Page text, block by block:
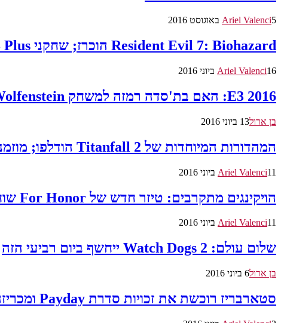
Ariel Valenci5 באוגוסט 2016
Resident Evil 7: Biohazard הוכרז; שחקני PS Plus יכולים להוריד את הדמו
Ariel Valenci16 ביוני 2016
E3 2016: האם בת'סדה רמזה למשחק Wolfenstein חדש?
בן ארול13 ביוני 2016
המהדורות המיוחדות של Titanfall 2 הודלפו; מוזמנים לצפות בטיזר החדש
Ariel Valenci11 ביוני 2016
הויקינגים מתקרבים: טיזר חדש של For Honor שוחרר
Ariel Valenci11 ביוני 2016
שלום עולם: Watch Dogs 2 ייחשף ביום רביעי הזה
בן ארול6 ביוני 2016
סטארבריז רוכשת את זכויות סדרת Payday ומכריזה על משחק שלישי